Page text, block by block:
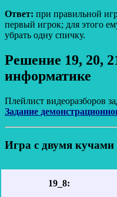
Ответ: при правильной
первый игрок; для этого
убрать одну спичку.
Решение 19, 20,
информатике
Плейлист видеоразборов
Задание
Игра с двумя
19_8: